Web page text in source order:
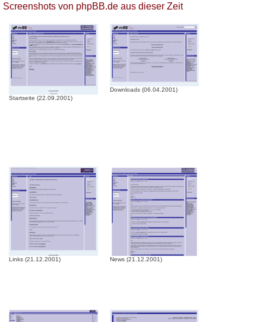
Screenshots von phpBB.de aus dieser Zeit
Startseite (22.09.2001)
Downloads (06.04.2001)
Links (21.12.2001) News (21.12.2001)